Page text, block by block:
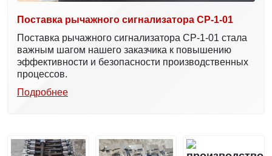
Поставка рычажного сигнализатора СР-1-01
Поставка рычажного сигнализатора СР-1-01 стала
важным шагом нашего заказчика к повышению
эффективности и безопасности производственных
процессов.
Подробнее